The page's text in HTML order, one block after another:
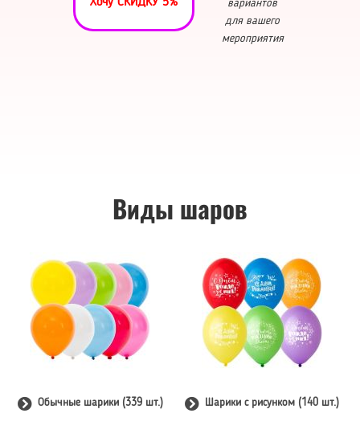
Хочу СКИДКУ 5%
вариантов
для вашего
мероприятия
Виды шаров
Обычные шарики (339 шт.) Шарики с рисунком (140 шт.)